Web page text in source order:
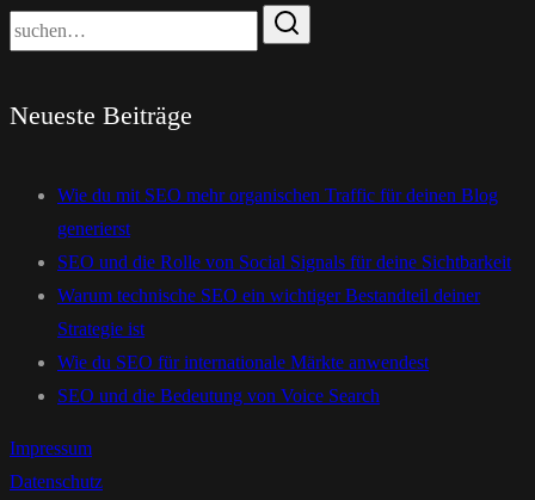
Neueste Beiträge
Wie du mit SEO mehr organischen Traffic für deinen Blog
generierst
SEO und die Rolle von Social Signals für deine Sichtbarkeit
Warum technische SEO ein wichtiger Bestandteil deiner
Strategie ist
Wie du SEO für internationale Märkte anwendest
SEO und die Bedeutung von Voice Search
Impressum
Datenschutz